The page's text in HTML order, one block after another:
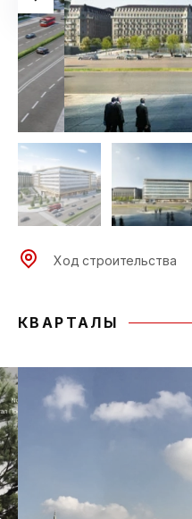
Видео
Ход строительства
КВАРТАЛЫ